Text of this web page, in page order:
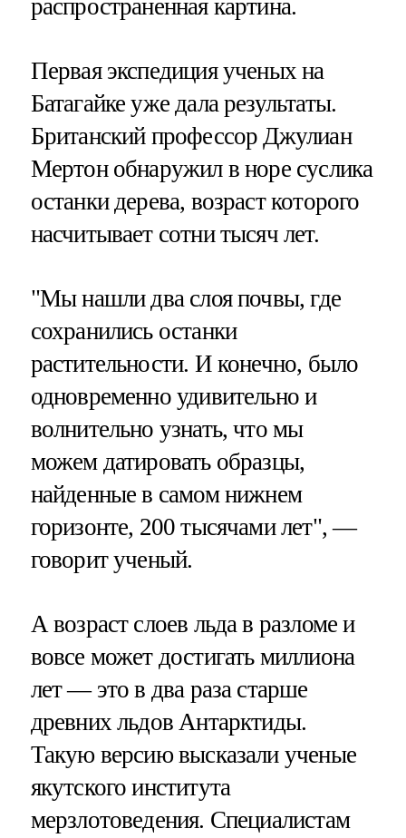
распространенная картина.
Первая экспедиция ученых на
Батагайке уже дала результаты.
Британский профессор Джулиан
Мертон обнаружил в норе суслика
останки дерева, возраст которого
насчитывает сотни тысяч лет.
"Мы нашли два слоя почвы, где
сохранились останки
растительности. И конечно, было
одновременно удивительно и
волнительно узнать, что мы
можем датировать образцы,
найденные в самом нижнем
горизонте, 200 тысячами лет", —
говорит ученый.
А возраст слоев льда в разломе и
вовсе может достигать миллиона
лет — это в два раза старше
древних льдов Антарктиды.
Такую версию высказали ученые
якутского института
мерзлотоведения. Специалистам